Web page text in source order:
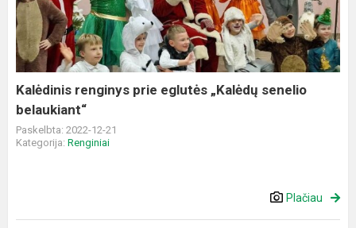
eglutės
„Kalėdų
senelio
belaukiant“
Kalėdinis renginys prie eglutės „Kalėdų senelio
belaukiant“
Paskelbta: 2022-12-21
Kategorija: Renginiai
Plačiau